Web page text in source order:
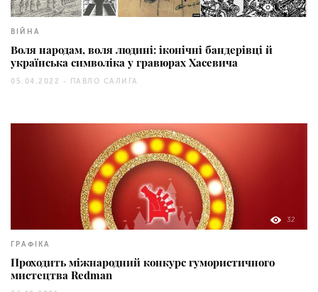
8241
ВІЙНА
Воля народам, воля людині: іконічні бандерівці й
українська символіка у гравюрах Хасевича
05.04.2022 - ПАВЛО САЛИГА
32
ГРАФІКА
Проходить міжнародний конкурс гумористичного
мистецтва Redman